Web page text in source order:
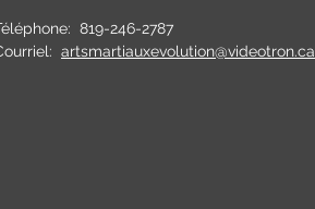
819-246-2787
artsmartiauxevolution@videotron.ca